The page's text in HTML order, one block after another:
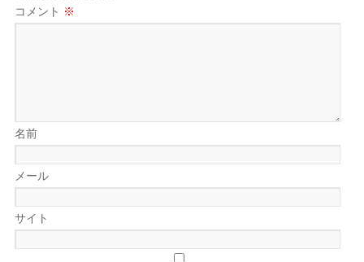
コメント ※
名前
メール
サイト